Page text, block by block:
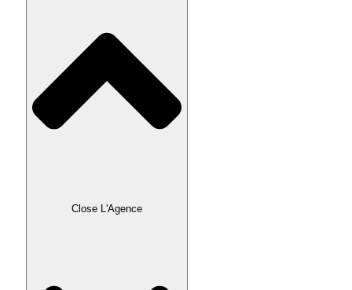
Close L'Agence